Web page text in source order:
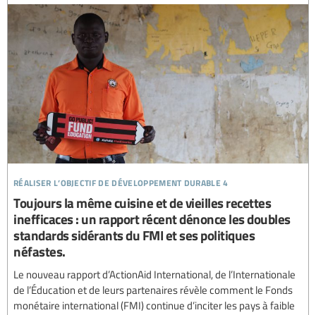
réaliser l’objectif de développement durable 4
Toujours la même cuisine et de vieilles recettes
inefficaces : un rapport récent dénonce les doubles
standards sidérants du FMI et ses politiques
néfastes.
Le nouveau rapport d’ActionAid International, de l’Internationale
de l’Éducation et de leurs partenaires révèle comment le Fonds
monétaire international (FMI) continue d’inciter les pays à faible